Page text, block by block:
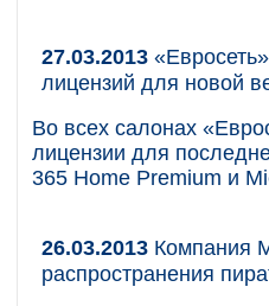
27.03.2013
лицензий для новой
Во всех салонах
лицензии для
365 Home Premium и
26.03.2013 Компания
распространения